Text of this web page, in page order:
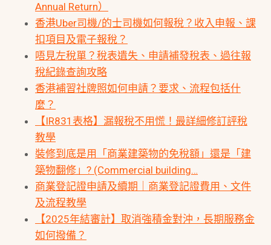
Annual Return）
香港Uber司機/的士司機如何報稅？收入申報、課
扣項目及電子報稅？
唔見左稅單？稅表遺失、申請補發稅表、過往報
稅紀錄查詢攻略
香港補習社牌照如何申請？要求、流程包括什
麼？
【IR831表格】漏報稅不用慌！最詳細修訂評稅
教學
裝修到底是用「商業建築物的免稅額」還是「建
築物翻修」? (Commercial building…
商業登記證申請及續期｜商業登記證費用、文件
及流程教學
【2025年結審計】取消強積金對沖，長期服務金
如何撥備？